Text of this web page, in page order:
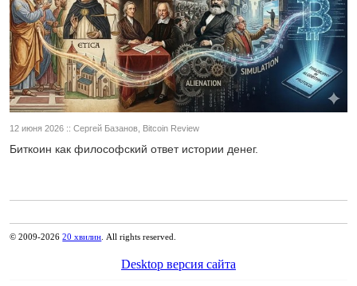
12 июня 2026 :: Сергей Базанов, Bitcoin Review
Биткоин как философский ответ истории денег.
© 2009-202620 хвилин . All rights reserved.
Desktop версия сайта